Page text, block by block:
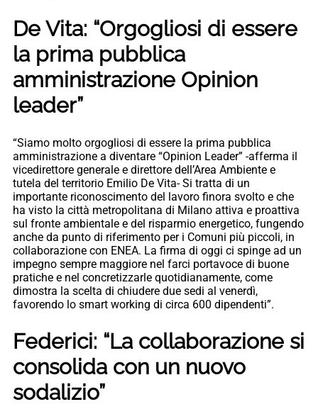
De Vita: “Orgogliosi di essere
la prima pubblica
amministrazione Opinion
leader”
“Siamo molto orgogliosi di essere la prima pubblica
amministrazione a diventare “Opinion Leader” -afferma il
vicedirettore generale e direttore dell’Area Ambiente e
tutela del territorio Emilio De Vita- Si tratta di un
importante riconoscimento del lavoro finora svolto e che
ha visto la città metropolitana di Milano attiva e proattiva
sul fronte ambientale e del risparmio energetico, fungendo
anche da punto di riferimento per i Comuni più piccoli, in
collaborazione con ENEA. La firma di oggi ci spinge ad un
impegno sempre maggiore nel farci portavoce di buone
pratiche e nel concretizzarle quotidianamente, come
dimostra la scelta di chiudere due sedi al venerdì,
favorendo lo smart working di circa 600 dipendenti”.
Federici: “La collaborazione si
consolida con un nuovo
sodalizio”